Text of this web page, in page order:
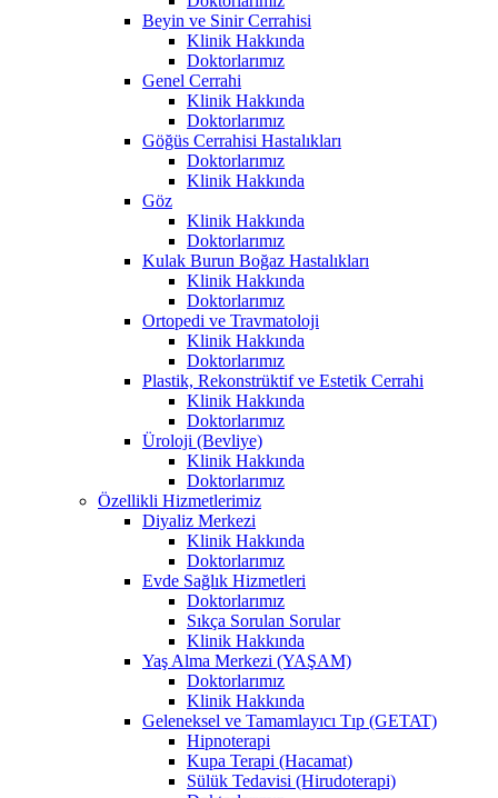
Beyin ve Sinir Cerrahisi
Klinik Hakkında
Doktorlarımız
Genel Cerrahi
Klinik Hakkında
Doktorlarımız
Göğüs Cerrahisi Hastalıkları
Doktorlarımız
Klinik Hakkında
Göz
Klinik Hakkında
Doktorlarımız
Kulak Burun Boğaz Hastalıkları
Klinik Hakkında
Doktorlarımız
Ortopedi ve Travmatoloji
Klinik Hakkında
Doktorlarımız
Plastik, Rekonstrüktif ve Estetik Cerrahi
Klinik Hakkında
Doktorlarımız
Üroloji (Bevliye)
Klinik Hakkında
Doktorlarımız
Özellikli Hizmetlerimiz
Diyaliz Merkezi
Klinik Hakkında
Doktorlarımız
Evde Sağlık Hizmetleri
Doktorlarımız
Sıkça Sorulan Sorular
Klinik Hakkında
Yaş Alma Merkezi (YAŞAM)
Doktorlarımız
Klinik Hakkında
Geleneksel ve Tamamlayıcı Tıp (GETAT)
Hipnoterapi
Kupa Terapi (Hacamat)
Sülük Tedavisi (Hirudoterapi)